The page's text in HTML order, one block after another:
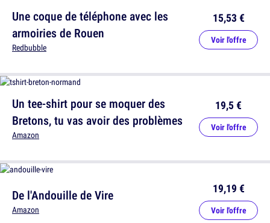
Une coque de téléphone avec les
armoiries de Rouen
Redbubble
15,53 €
Voir l'offre
De l'Andouille de Vire
Amazon
19,19 €
Voir l'offre
Un tee-shirt pour se moquer des
Bretons, tu vas avoir des problèmes
Amazon
19,5 €
Voir l'offre